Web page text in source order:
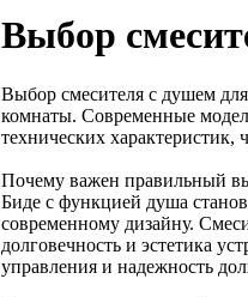
Выбор
Выбор смесителя с душем
комнаты. Современные
технических
Почему важен правильный
Биде с функцией душа
современному дизайну.
долговечность и эстетика
управления и надежность